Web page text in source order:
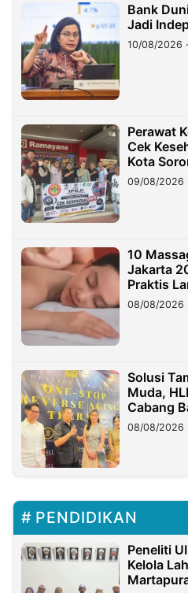
Bank
Jadi
10/08/2026
Perawat
Cek
Kota
09/08/2026
10
Jakarta
Praktis
08/08/2026
Solusi
Muda,
Cabang
08/08/2026
PENDIDIKAN
Peneliti
Kelola